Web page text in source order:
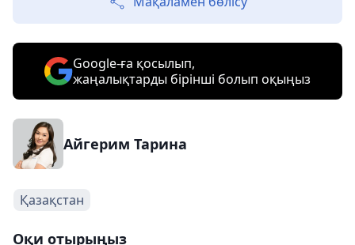
Google-ға қосылып,
жаңалықтарды бірінші болып оқыңыз
Айгерим Тарина
Қазақстан
Оқи отырыңыз